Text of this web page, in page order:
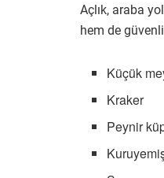
Açlık, araba
hem de
Küçük
Kraker
Peynir